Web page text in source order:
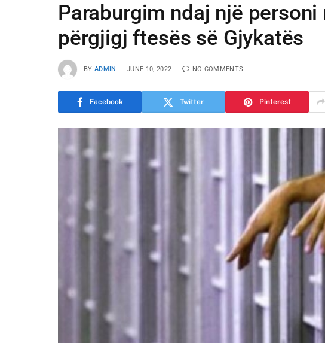
Paraburgim ndaj një personi
përgjigj ftesës së Gjykatës
BY ADMIN JUNE 10, 2022 NO COMMENTS
Facebook Twitter Pinterest